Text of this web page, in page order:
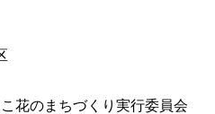
花のまちづくり実行委員会